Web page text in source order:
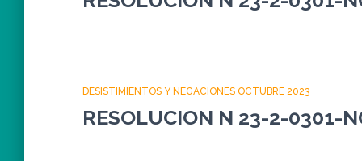
DESISTIMIENTOS Y NEGACIONES OCTUBRE 2023
RESOLUCION N 23-2-0301-